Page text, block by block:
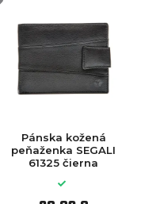
Pánska kožená
peňaženka SEGALI
61325 čierna